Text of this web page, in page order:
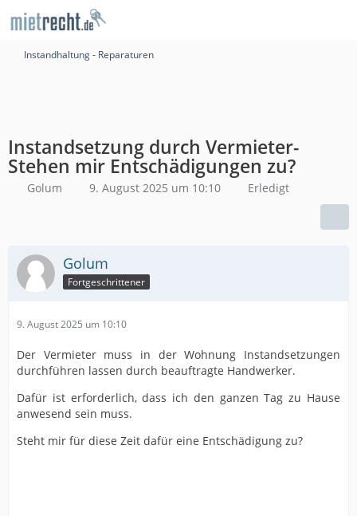
Instandhaltung - Reparaturen
Instandsetzung durch Vermieter-
Stehen mir Entschädigungen zu?
Golum 9. August 2025 um 10:10 Erledigt
Golum
Fortgeschrittener
9. August 2025 um 10:10
Der Vermieter muss in der Wohnung Instandsetzungen
durchführen lassen durch beauftragte Handwerker.
Dafür ist erforderlich, dass ich den ganzen Tag zu Hause
anwesend sein muss.
Steht mir für diese Zeit dafür eine Entschädigung zu?